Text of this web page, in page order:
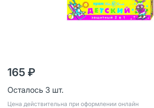
165 ₽
Осталось 3 шт.
Цена действительна при оформлении онлайн